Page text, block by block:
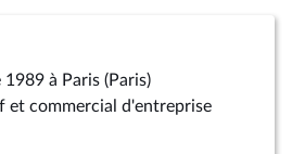
à Paris (Paris)
et commercial d'entreprise